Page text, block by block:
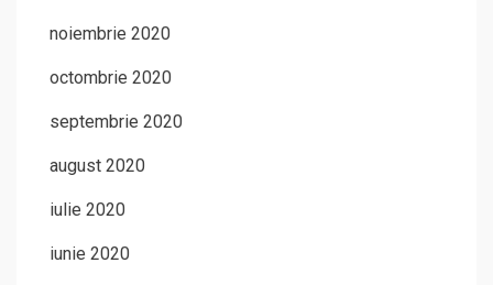
noiembrie 2020
octombrie 2020
septembrie 2020
august 2020
iulie 2020
iunie 2020